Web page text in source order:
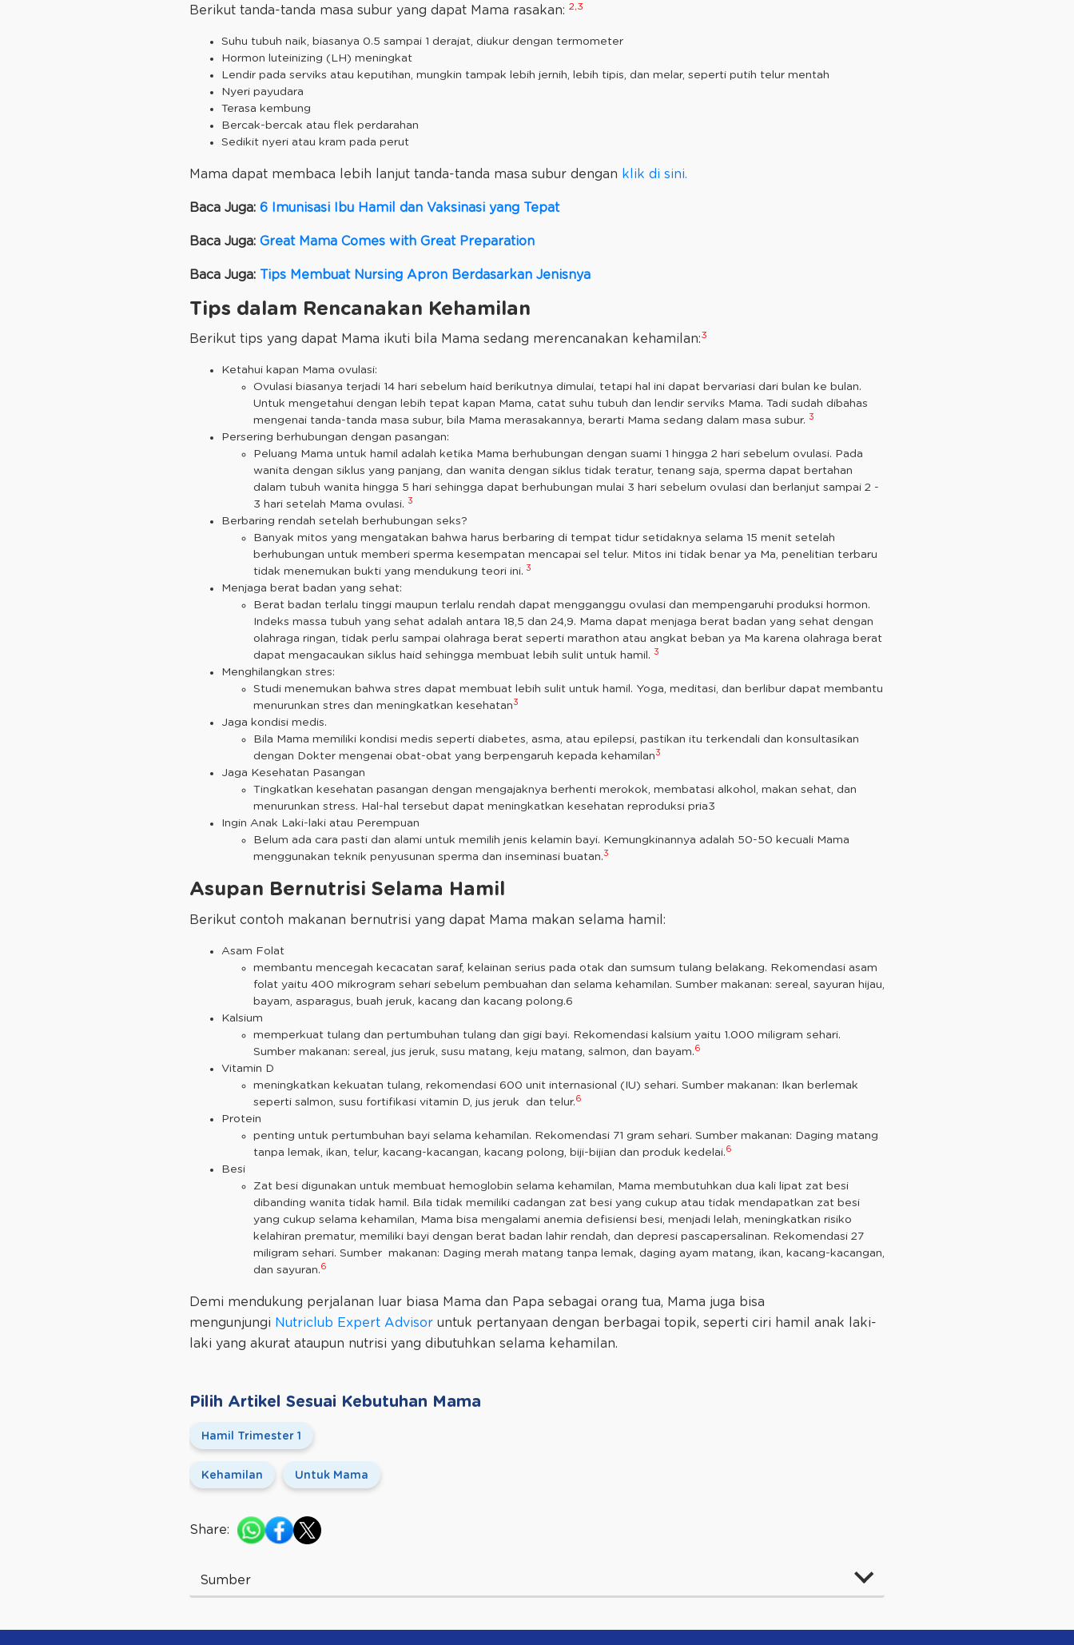
Berikut tanda-tanda masa subur yang dapat Mama rasakan: 2,3
Suhu tubuh naik, biasanya 0.5 sampai 1 derajat, diukur dengan termometer
Hormon luteinizing (LH) meningkat
Lendir pada serviks atau keputihan, mungkin tampak lebih jernih, lebih tipis, dan melar, seperti putih telur mentah
Nyeri payudara
Terasa kembung
Bercak-bercak atau flek perdarahan
Sedikit nyeri atau kram pada perut
Mama dapat membaca lebih lanjut tanda-tanda masa subur dengan klik di sini.
Baca Juga: 6 Imunisasi Ibu Hamil dan Vaksinasi yang Tepat
Baca Juga: Great Mama Comes with Great Preparation
Baca Juga: Tips Membuat Nursing Apron Berdasarkan Jenisnya
Tips dalam Rencanakan Kehamilan
Berikut tips yang dapat Mama ikuti bila Mama sedang merencanakan kehamilan:3
Ketahui kapan Mama ovulasi:
Ovulasi biasanya terjadi 14 hari sebelum haid berikutnya dimulai, tetapi hal ini dapat bervariasi dari bulan ke bulan.
Untuk mengetahui dengan lebih tepat kapan Mama, catat suhu tubuh dan lendir serviks Mama. Tadi sudah dibahas
mengenai tanda-tanda masa subur, bila Mama merasakannya, berarti Mama sedang dalam masa subur. 3
Persering berhubungan dengan pasangan:
Peluang Mama untuk hamil adalah ketika Mama berhubungan dengan suami 1 hingga 2 hari sebelum ovulasi. Pada
wanita dengan siklus yang panjang, dan wanita dengan siklus tidak teratur, tenang saja, sperma dapat bertahan
dalam tubuh wanita hingga 5 hari sehingga dapat berhubungan mulai 3 hari sebelum ovulasi dan berlanjut sampai 2 -
3 hari setelah Mama ovulasi. 3
Berbaring rendah setelah berhubungan seks?
Banyak mitos yang mengatakan bahwa harus berbaring di tempat tidur setidaknya selama 15 menit setelah
berhubungan untuk memberi sperma kesempatan mencapai sel telur. Mitos ini tidak benar ya Ma, penelitian terbaru
tidak menemukan bukti yang mendukung teori ini. 3
Menjaga berat badan yang sehat:
Berat badan terlalu tinggi maupun terlalu rendah dapat mengganggu ovulasi dan mempengaruhi produksi hormon.
Indeks massa tubuh yang sehat adalah antara 18,5 dan 24,9. Mama dapat menjaga berat badan yang sehat dengan
olahraga ringan, tidak perlu sampai olahraga berat seperti marathon atau angkat beban ya Ma karena olahraga berat
dapat mengacaukan siklus haid sehingga membuat lebih sulit untuk hamil. 3
Menghilangkan stres:
Studi menemukan bahwa stres dapat membuat lebih sulit untuk hamil. Yoga, meditasi, dan berlibur dapat membantu
menurunkan stres dan meningkatkan kesehatan3
Jaga kondisi medis.
Bila Mama memiliki kondisi medis seperti diabetes, asma, atau epilepsi, pastikan itu terkendali dan konsultasikan
dengan Dokter mengenai obat-obat yang berpengaruh kepada kehamilan3
Jaga Kesehatan Pasangan
Tingkatkan kesehatan pasangan dengan mengajaknya berhenti merokok, membatasi alkohol, makan sehat, dan
menurunkan stress. Hal-hal tersebut dapat meningkatkan kesehatan reproduksi pria3
Ingin Anak Laki-laki atau Perempuan
Belum ada cara pasti dan alami untuk memilih jenis kelamin bayi. Kemungkinannya adalah 50-50 kecuali Mama
menggunakan teknik penyusunan sperma dan inseminasi buatan.3
Asupan Bernutrisi Selama Hamil
Berikut contoh makanan bernutrisi yang dapat Mama makan selama hamil:
Asam Folat
membantu mencegah kecacatan saraf, kelainan serius pada otak dan sumsum tulang belakang. Rekomendasi asam
folat yaitu 400 mikrogram sehari sebelum pembuahan dan selama kehamilan. Sumber makanan: sereal, sayuran hijau,
bayam, asparagus, buah jeruk, kacang dan kacang polong.6
Kalsium
memperkuat tulang dan pertumbuhan tulang dan gigi bayi. Rekomendasi kalsium yaitu 1.000 miligram sehari.
Sumber makanan: sereal, jus jeruk, susu matang, keju matang, salmon, dan bayam. 6
Vitamin D
meningkatkan kekuatan tulang, rekomendasi 600 unit internasional (IU) sehari. Sumber makanan: Ikan berlemak
seperti salmon, susu fortifikasi vitamin D, jus jeruk dan telur. 6
Protein
penting untuk pertumbuhan bayi selama kehamilan. Rekomendasi 71 gram sehari. Sumber makanan: Daging matang
tanpa lemak, ikan, telur, kacang-kacangan, kacang polong, biji-bijian dan produk kedelai. 6
Besi
Zat besi digunakan untuk membuat hemoglobin selama kehamilan, Mama membutuhkan dua kali lipat zat besi
dibanding wanita tidak hamil. Bila tidak memiliki cadangan zat besi yang cukup atau tidak mendapatkan zat besi
yang cukup selama kehamilan, Mama bisa mengalami anemia defisiensi besi, menjadi lelah, meningkatkan risiko
kelahiran prematur, memiliki bayi dengan berat badan lahir rendah, dan depresi pascapersalinan. Rekomendasi 27
miligram sehari. Sumber makanan: Daging merah matang tanpa lemak, daging ayam matang, ikan, kacang-kacangan,
dan sayuran. 6
Demi mendukung perjalanan luar biasa Mama dan Papa sebagai orang tua, Mama juga bisa
mengunjungi Nutriclub Expert Advisor untuk pertanyaan dengan berbagai topik, seperti ciri hamil anak laki-
laki yang akurat ataupun nutrisi yang dibutuhkan selama kehamilan.
Pilih Artikel Sesuai Kebutuhan Mama
Hamil Trimester 1
Kehamilan Untuk Mama
Share:
Sumber